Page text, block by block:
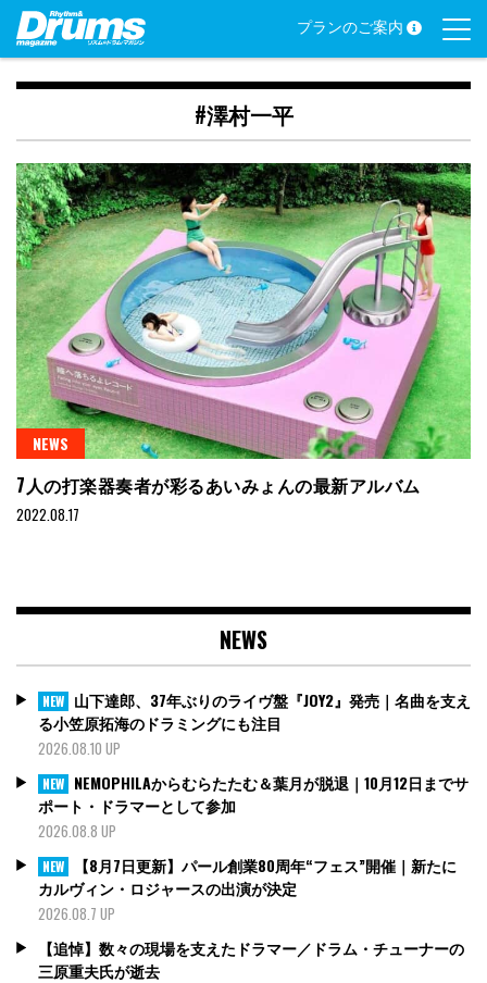
Skip
content
プランのご案内
#澤村一平
NEWS
7人の打楽器奏者が彩るあいみょんの最新アルバム
2022.08.17
NEWS
NEW 山下達郎、37年ぶりのライヴ盤『JOY2』発売｜名曲を支え
る小笠原拓海のドラミングにも注目
2026.08.10 UP
NEW NEMOPHILAからむらたたむ＆葉月が脱退｜10月12日までサ
ポート・ドラマーとして参加
2026.08.8 UP
NEW
【8月7日更新】パール創業80周年“フェス”開催｜新たに
カルヴィン・ロジャースの出演が決定
2026.08.7 UP
【追悼】数々の現場を支えたドラマー／ドラム・チューナーの
三原重夫氏が逝去